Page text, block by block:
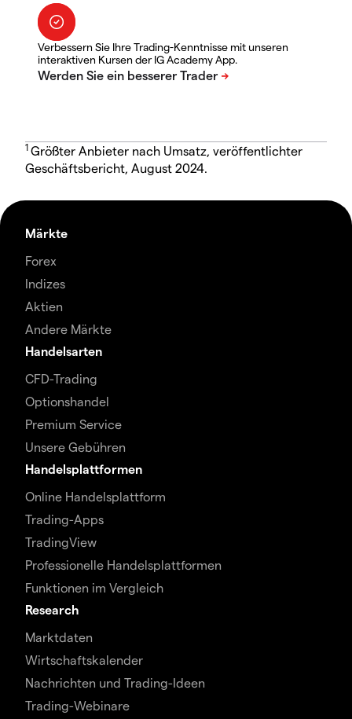
Verbessern Sie Ihre Trading-Kenntnisse mit unseren
interaktiven Kursen der IG Academy App.
1 Größter Anbieter nach Umsatz, veröffentlichter
Geschäftsbericht, August 2024.
Märkte
Forex
Indizes
Aktien
Andere Märkte
Handelsarten
CFD-Trading
Optionshandel
Premium Service
Unsere Gebühren
Handelsplattformen
Online Handelsplattform
Trading-Apps
TradingView
Professionelle Handelsplattformen
Funktionen im Vergleich
Research
Marktdaten
Wirtschaftskalender
Nachrichten und Trading-Ideen
Trading-Webinare